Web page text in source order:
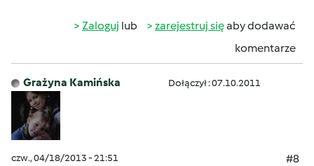
Zaloguj lub zarejestruj sięaby dodawać
komentarze
Grażyna Kamińska Dołączył : 07.10.2011
czw., 04/18/2013 - 21:51
#8